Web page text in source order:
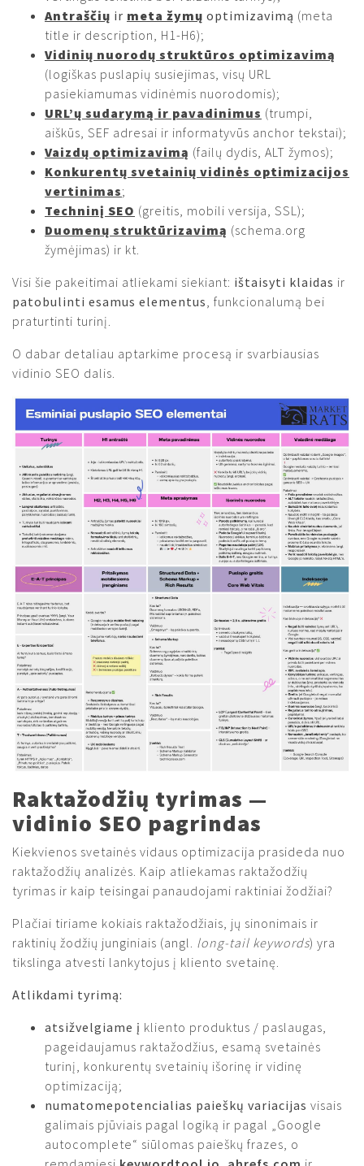
Antraščių ir meta žymų optimizavimą (meta
title ir description, H1-H6);
Vidinių nuorodų struktūros optimizavimą
(logiškas puslapių susiejimas, visų URL
pasiekiamumas vidinėmis nuorodomis);
URL’ų sudarymą ir pavadinimus (trumpi,
aiškūs, SEF adresai ir informatyvūs anchor tekstai);
Vaizdų optimizavimą (failų dydis, ALT žymos);
Konkurentų svetainių vidinės optimizacijos
vertinimas;
Techninį SEO (greitis, mobili versija, SSL);
Duomenų struktūrizavimą (schema.org
žymėjimas) ir kt.
Visi šie pakeitimai atliekami siekiant: ištaisyti klaidas ir
patobulinti esamus elementus , funkcionalumą bei
praturtinti turinį.
O dabar detaliau aptarkime procesą ir svarbiausias
vidinio SEO dalis.
Raktažodžių tyrimas —
vidinio SEO pagrindas
Kiekvienos svetainės vidaus optimizacija prasideda nuo
raktažodžių analizės. Kaip atliekamas raktažodžių
tyrimas ir kaip teisingai panaudojami raktiniai žodžiai?
Plačiai tiriame kokiais raktažodžiais, jų sinonimais ir
raktinių žodžių junginiais (angl. long-tail keywords) yra
tikslinga atvesti lankytojus į kliento svetainę.
Atlikdami tyrimą:
atsižvelgiame į kliento produktus / paslaugas,
pageidaujamus raktažodžius, esamą svetainės
turinį, konkurentų svetainių išorinę ir vidinę
optimizaciją;
numatomepotencialias paieškų variacijas visais
galimais pjūviais pagal logiką ir pagal „Google
autocomplete“ siūlomas paieškų frazes, o